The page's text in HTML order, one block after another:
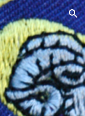
Skip to navigation